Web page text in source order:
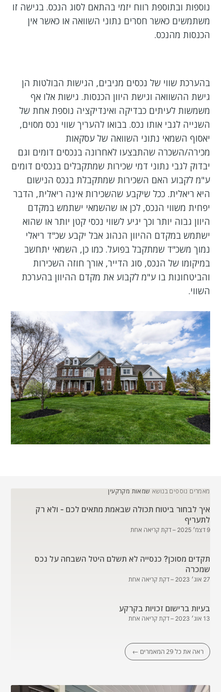
נוספות ובתוספת רווח יזמי בהתאם לסוג הנכס. בגישה זו
משתמשים כאשר חסרים נתוני השוואה או כאשר אין
הכנסות מהנכס.
בהערכת שווי של נכסים מניבים, הגישות הבולטות הן
גישת ההשוואה וגישת היוון הכנסות. גישות אלו אף
משמשות לעיתים כבדיקה ואינדיקציה נוספת אחת של
השנייה לגבי אותו נכס. בבואו להעריך שווי נכס מסוים,
יאסוף השמאי נתוני השוואה של עסקאות
מכירה/השכרה שהתבצעו לאחרונה בנכסים דומים וגם
יבדוק לגבי נתוני דמי שכירות שמתקבלים בנכסים דומים
ע"מ לקבוע האם השכירות שמתקבלת בנכס הנישום
היא ריאלית. ככל שיקבע שהשכירות אינה ריאלית, הדבר
יפחית משווי הנכס, לכן או שהשמאי ישתמש במקדם
היוון גבוה יותר וכך יגיע לשווי נכסי קטן יותר או שהוא
ישתמש במקדם ההיוון הנהוג אבל יקבע שכ"ד ריאלי
נמוך משכ"ד שמתקבל בפועל. כמו כן, השמאי יתחשב
במיקומו של הנכס, סוג הדייר, אורך חוזה השכירות
והביטחונות בו ע"מ לקבוע את מקדם ההיוון בהערכת
השווי.
מאמרים נוספים בנושא שמאות מקרקעין
איך לבחור ביטוח תכולה שבאמת מתאים לכם - ולא רק
לתעריף
9 דצמ׳ 2025 – דקת קריאה אחת
תקדים מסוכן? כנסייה לא תשלם היטל השבחה על נכס
שמכרה
27 אוג׳ 2023 – דקת קריאה אחת
בעיות ברישום זכויות בקרקע
13 אוג׳ 2023 – דקת קריאה אחת
ראה את כל 29 המאמרים ←